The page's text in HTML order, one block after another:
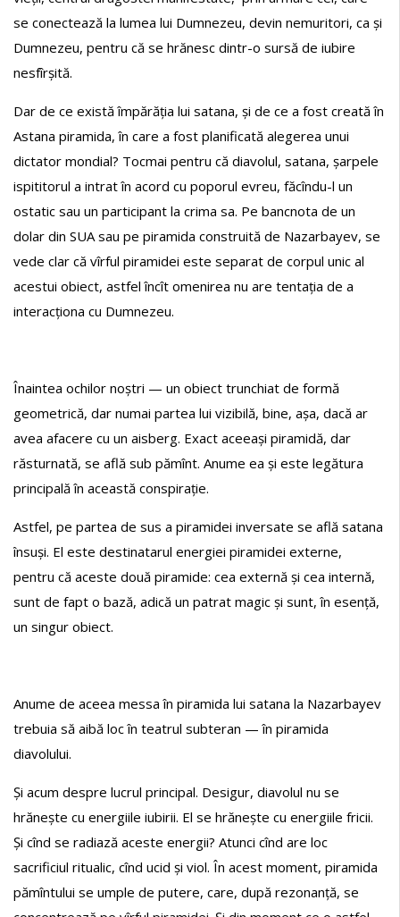
se conectează la lumea lui Dumnezeu, devin nemuritori, ca și
Dumnezeu, pentru că se hrănesc dintr-o sursă de iubire
nesfîrșită.
Dar de ce există împărăția lui satana, și de ce a fost creată în
Astana piramida, în care a fost planificată alegerea unui
dictator mondial? Tocmai pentru că diavolul, satana, șarpele
ispititorul a intrat în acord cu poporul evreu, făcîndu-l un
ostatic sau un participant la crima sa. Pe bancnota de un
dolar din SUA sau pe piramida construită de Nazarbayev, se
vede clar că vîrful piramidei este separat de corpul unic al
acestui obiect, astfel încît omenirea nu are tentația de a
interacționa cu Dumnezeu.
Înaintea ochilor noștri — un obiect trunchiat de formă
geometrică, dar numai partea lui vizibilă, bine, așa, dacă ar
avea afacere cu un aisberg. Exact aceeași piramidă, dar
răsturnată, se află sub pămînt. Anume ea și este legătura
principală în această conspirație.
Astfel, pe partea de sus a piramidei inversate se află satana
însuși. El este destinatarul energiei piramidei externe,
pentru că aceste două piramide: cea externă și cea internă,
sunt de fapt o bază, adică un patrat magic și sunt, în esență,
un singur obiect.
Anume de aceea messa în piramida lui satana la Nazarbayev
trebuia să aibă loc în teatrul subteran — în piramida
diavolului.
Și acum despre lucrul principal. Desigur, diavolul nu se
hrănește cu energiile iubirii. El se hrănește cu energiile fricii.
Și cînd se radiază aceste energii? Atunci cînd are loc
sacrificiul ritualic, cînd ucid și viol. În acest moment, piramida
pămîntului se umple de putere, care, după rezonanță, se